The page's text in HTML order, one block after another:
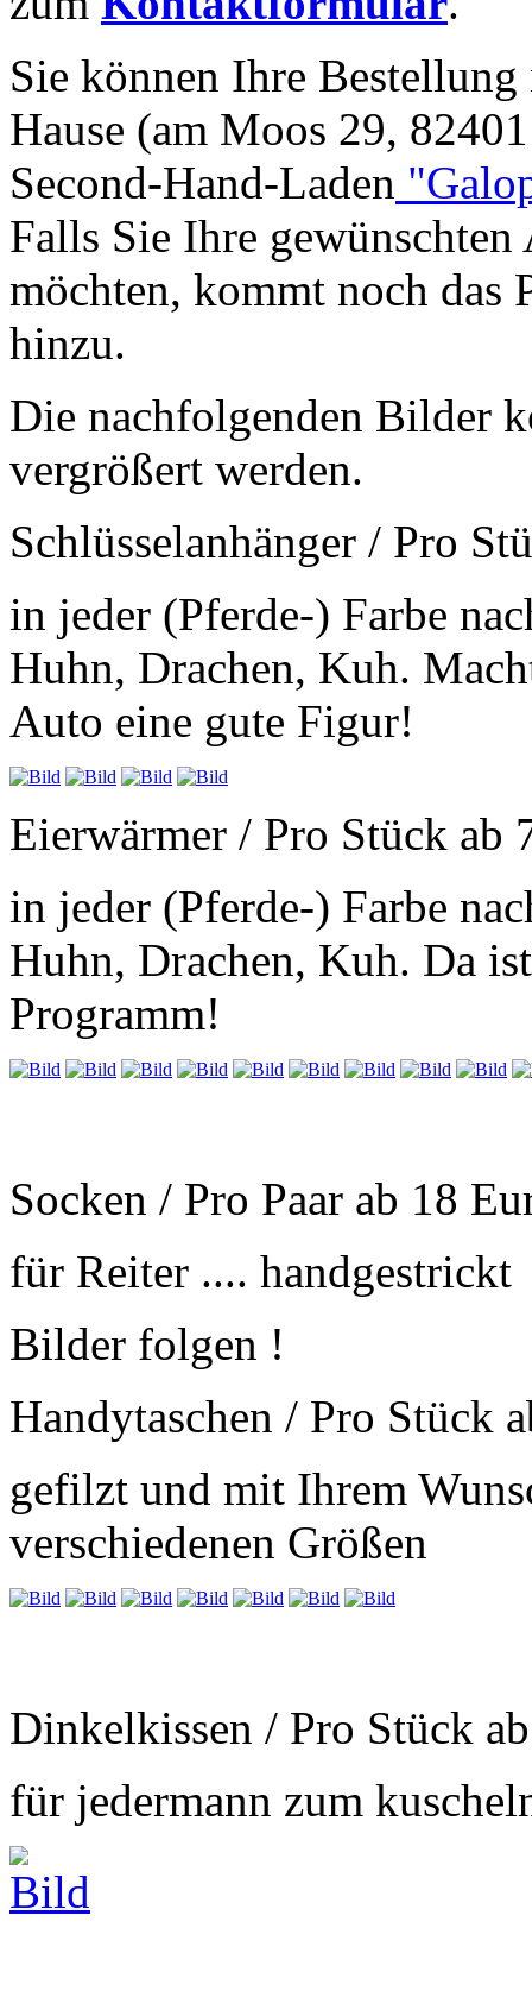
Sie können Ihre
Hause (am Moos 29,
Second-Hand-Laden
Falls Sie Ihre
möchten, kommt noch das
hinzu.
Die nachfolgenden Bilder
vergrößert werden.
Schlüsselanhänger / Pro
in jeder (Pferde-) Farbe
Huhn, Drachen, Kuh.
Auto eine gute Figur!
Eierwärmer / Pro Stück ab
in jeder (Pferde-) Farbe
Huhn, Drachen, Kuh. Da
Programm!
Socken / Pro Paar ab 18
für Reiter .... handgestrickt
Bilder folgen !
Handytaschen / Pro Stück
gefilzt und mit Ihrem
verschiedenen Größen
Dinkelkissen / Pro Stück
für jedermann zum